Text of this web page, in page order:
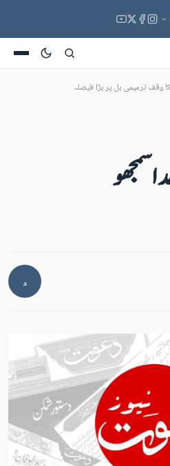
وقف ترمیمی بل پر بڑا فیصلہ
سمجھو
د